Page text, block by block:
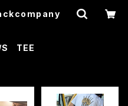
S TEE